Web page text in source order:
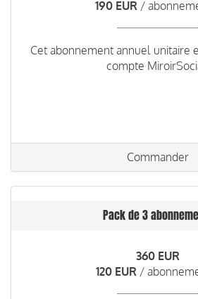
190 EUR /
Cet abonnement annuel unitaire
compte
Commander
Pack de 3
360 EUR
120 EUR /